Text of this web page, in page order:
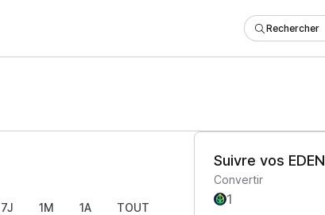
Rechercher
7J 1M 1A TOUT
Suivre vos EDEN
Convertir